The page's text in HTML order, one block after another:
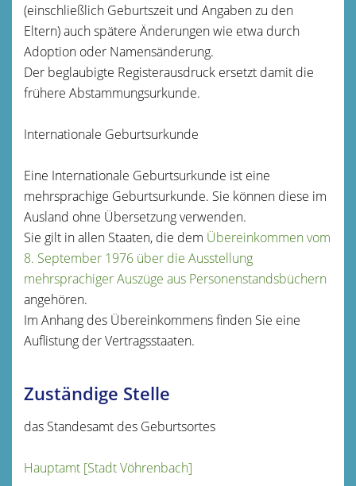
(einschließlich Geburtszeit und Angaben zu den
Eltern) auch spätere Änderungen wie etwa durch
Adoption oder Namensänderung.
Der beglaubigte Registerausdruck ersetzt damit die
frühere Abstammungsurkunde.
Internationale Geburtsurkunde
Eine Internationale Geburtsurkunde ist eine
mehrsprachige Geburtsurkunde. Sie können diese im
Ausland ohne Übersetzung verwenden.
Sie gilt in allen Staaten, die dem Übereinkommen vom
8. September 1976 über die Ausstellung
mehrsprachiger Auszüge aus Personenstandsbüchern
angehören.
Im Anhang des Übereinkommens finden Sie eine
Auflistung der Vertragsstaaten.
Zuständige Stelle
das Standesamt des Geburtsortes
Hauptamt [Stadt Vöhrenbach]